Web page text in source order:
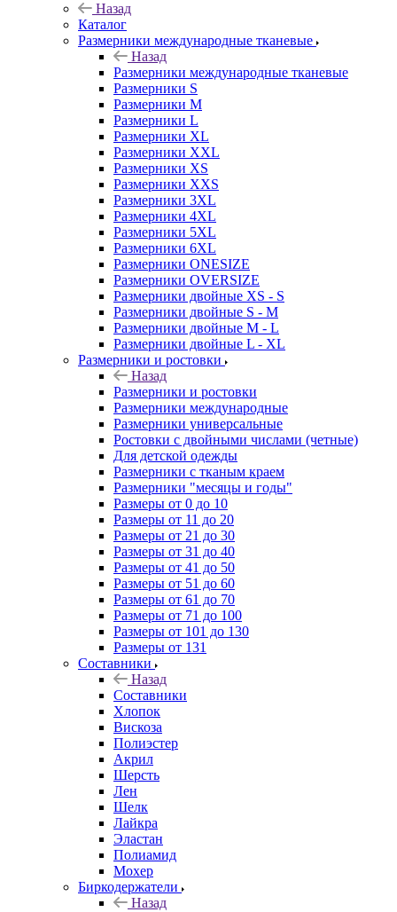
Назад
Каталог
Размерники международные тканевые
Назад
Размерники международные тканевые
Размерники S
Размерники M
Размерники L
Размерники XL
Размерники XXL
Размерники XS
Размерники XXS
Размерники 3XL
Размерники 4XL
Размерники 5XL
Размерники 6XL
Размерники ONESIZE
Размерники OVERSIZE
Размерники двойные XS - S
Размерники двойные S - M
Размерники двойные M - L
Размерники двойные L - XL
Размерники и ростовки
Назад
Размерники и ростовки
Размерники международные
Размерники универсальные
Ростовки с двойными числами (четные)
Для детской одежды
Размерники с тканым краем
Размерники "месяцы и годы"
Размеры от 0 до 10
Размеры от 11 до 20
Размеры от 21 до 30
Размеры от 31 до 40
Размеры от 41 до 50
Размеры от 51 до 60
Размеры от 61 до 70
Размеры от 71 до 100
Размеры от 101 до 130
Размеры от 131
Составники
Назад
Составники
Хлопок
Вискоза
Полиэстер
Акрил
Шерсть
Лен
Шелк
Лайкра
Эластан
Полиамид
Мохер
Биркодержатели
Назад